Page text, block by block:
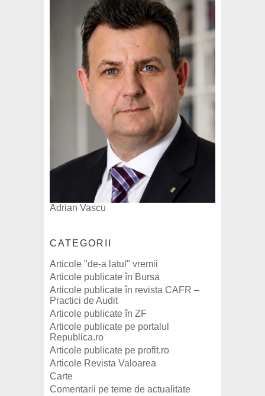
Adrian Vascu
CATEGORII
Articole "de-a latul" vremii
Articole publicate în Bursa
Articole publicate în revista CAFR –
Practici de Audit
Articole publicate în ZF
Articole publicate pe portalul
Republica.ro
Articole publicate pe profit.ro
Articole Revista Valoarea
Carte
Comentarii pe teme de actualitate